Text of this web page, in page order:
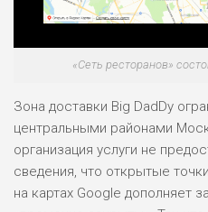
«Сеть ресторанов»
Зона доставки Big DadDy
центральными районами
организация услуги не
сведения, что открытые
на картах Google дополняет